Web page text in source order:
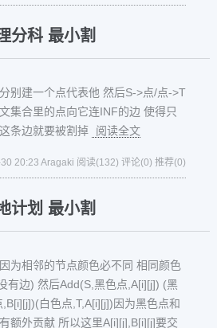
分科 最小割
别建一个点代表他 然后S->点/点->T
集合里的点向它连INF的边 使得只
条边就要被割掉
阅读全文
20:23 Aragaki 阅读(132) 评论(0) 推荐(0)
计划 最小割
为相邻的节点颜色必不同 相同颜色
有边) 然后Add(S,黑色点,A[i][j]) (黑
白色点,T,A[i][j])因为黑色点和
额外贡献 所以这里A[i][j],B[i][j]要交